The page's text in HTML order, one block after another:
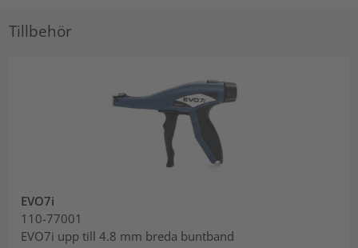
Tillbehör
EVO7i
110-77001
EVO7i upp till 4.8 mm breda buntband